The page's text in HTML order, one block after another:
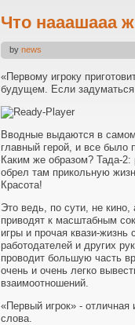
Что нааашааа
by news
«Первому игроку
будущем. Если задуматься
Вводные выдаются в
главный герой, и все было
Каким же образом? Тада-2:
обрел там прикольную
Красота!
Это ведь, по сути, не кино,
приводят к масштабным
игры и прочая квази-
работодателей и других
проводит большую часть
очень и очень легко
взаимоотношений.
«Первый игрок» -
слова.